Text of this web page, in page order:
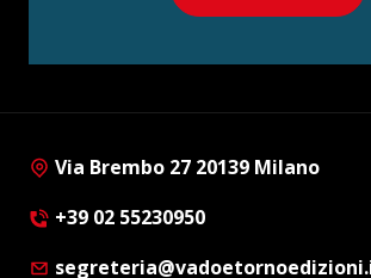
Via Brembo 27 20139 Milano
+39 02 55230950